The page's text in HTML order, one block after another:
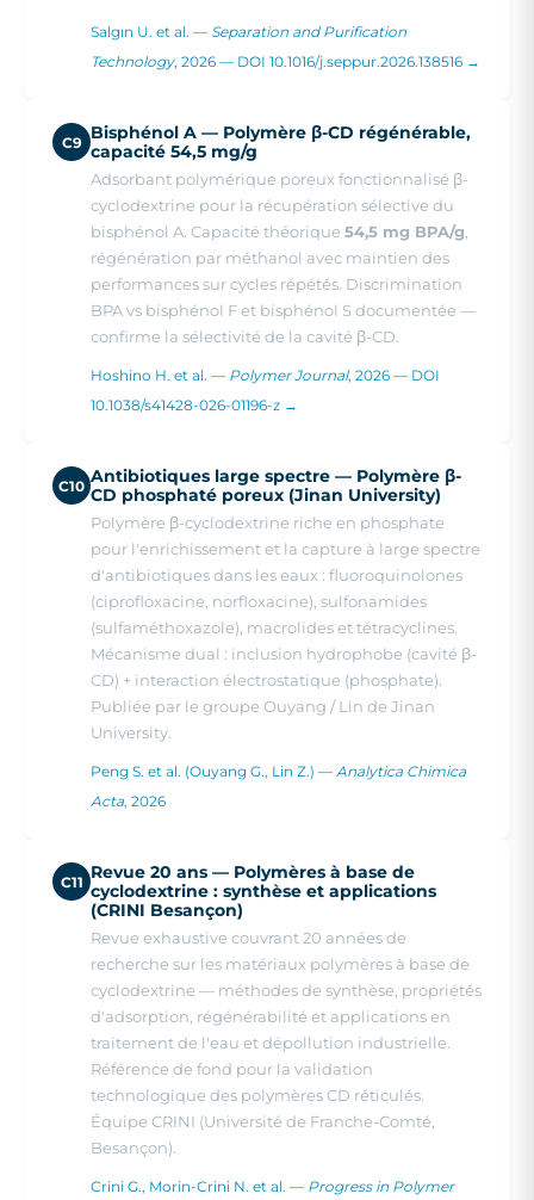
Salgın U. et al. — Separation and Purification
Technology, 2026 — DOI 10.1016/j.seppur.2026.138516 →
C9 Bisphénol A — Polymère β-CD régénérable,
capacité 54,5 mg/g
Adsorbant polymérique poreux fonctionnalisé β-
cyclodextrine pour la récupération sélective du
bisphénol A. Capacité théorique 54,5 mg BPA/g
régénération par méthanol avec maintien des
performances sur cycles répétés. Discrimination
BPA vs bisphénol F et bisphénol S documentée —
confirme la sélectivité de la cavité β-CD.
Hoshino H. et al. — Polymer Journal, 2026 — DOI
10.1038/s41428-026-01196-z →
C10 Antibiotiques large spectre — Polymère β-
CD phosphaté poreux (Jinan University)
Polymère β-cyclodextrine riche en phosphate
pour l'enrichissement et la capture à large spectre
d'antibiotiques dans les eaux : fluoroquinolones
(ciprofloxacine, norfloxacine), sulfonamides
(sulfaméthoxazole), macrolides et tétracyclines.
Mécanisme dual : inclusion hydrophobe (cavité β-
CD) + interaction électrostatique (phosphate).
Publiée par le groupe Ouyang / Lin de Jinan
University.
Peng S. et al. (Ouyang G., Lin Z.) — Analytica Chimica
Acta, 2026
C11 Revue 20 ans — Polymères à base de
cyclodextrine : synthèse et applications
(CRINI Besançon)
Revue exhaustive couvrant 20 années de
recherche sur les matériaux polymères à base de
cyclodextrine — méthodes de synthèse, propriétés
d'adsorption, régénérabilité et applications en
traitement de l'eau et dépollution industrielle.
Référence de fond pour la validation
technologique des polymères CD réticulés.
Équipe CRINI (Université de Franche-Comté,
Besançon).
Crini G., Morin-Crini N. et al. — Progress in Polymer